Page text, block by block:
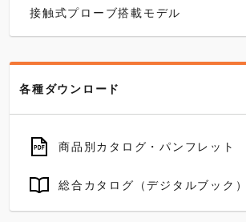
接触式プローブ搭載モデル
各種ダウンロード
商品別カタログ・パンフレット
総合カタログ（デジタルブック）